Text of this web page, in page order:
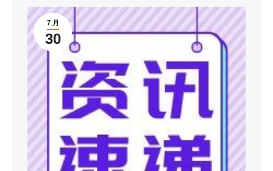
7 月
30